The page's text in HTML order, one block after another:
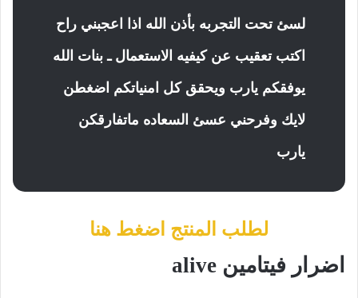
‎لسئ تحت التجربه بأذن الله اذا اعجبني راح
اكتب تعقيب عن كيفيه الاستعمال ـ بنات الله
يوفقكم يارب ويحقق كل امنياتكم اضغطن
لايك وفرحني عسئ السعاده ماتفارقكن
يارب
لطلب المنتج اضغط هنا
اضرار فيتامين alive